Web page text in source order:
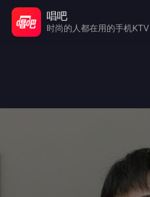
唱吧
时尚的人都在用的手机KTV